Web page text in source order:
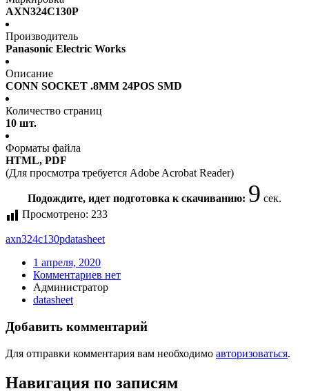
AXN324C130P
Производитель
Panasonic Electric Works
Описание
CONN SOCKET .8MM 24POS SMD
Количество страниц
10 шт.
Форматы файла
HTML, PDF
(Для просмотра требуется Adobe Acrobat Reader)
Подождите, идет подготовка к скачиванию: 9 сек.
Просмотрено: 233
axn324c130pdatasheet
1 апреля, 2020
Комментариев нет
Администратор
datasheet
Добавить комментарий
Для отправки комментария вам необходимо авторизоваться.
Навигация по записям